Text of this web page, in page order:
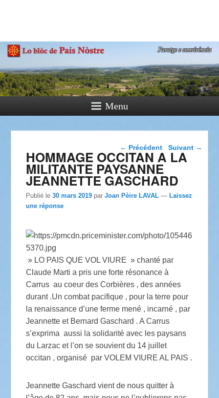
Paratge e Convivència
Menu
Navigation dans les
articles
← Précédent Suivant →
HOMMAGE OCCITAN A LA
MILITANTE PAYSANNE
JEANNETTE GASCHARD
Publié le30 mars 2019 parJoan Pèire LAVAL —Laissez
une réponse
» LO PAIS QUE VOL VIURE » chanté par
Claude Marti a pris une forte résonance à
Carrus au coeur des Corbières , des années
durant .Un combat pacifique , pour la terre pour
la renaissance d’une ferme mené , incarné , par
Jeannette et Bernard Gaschard . A Carrus
s’exprima aussi la solidarité avec les paysans
du Larzac et l’on se souvient du 14 juillet
occitan , organisé par VOLEM VIURE AL PAIS .
Jeannette Gaschard vient de nous quitter à